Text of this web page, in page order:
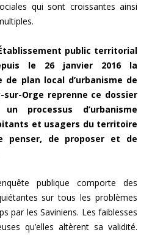
qui sont croissantes ainsi
public territorial
le 26 janvier 2016 la
plan local d’urbanisme de
sur-Orge reprenne ce dossier
processus d’urbanisme
et usagers du territoire
penser, de proposer et de
publique comporte des
sur tous les problèmes
par les Saviniens. Les faiblesses
qu’elles altèrent sa validité.